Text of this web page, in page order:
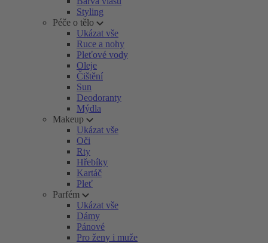
Styling
Péče o tělo
Ukázat vše
Ruce a nohy
Pleťové vody
Oleje
Čištění
Sun
Deodoranty
Mýdla
Makeup
Ukázat vše
Oči
Rty
Hřebíky
Kartáč
Pleť
Parfém
Ukázat vše
Dámy
Pánové
Pro ženy i muže